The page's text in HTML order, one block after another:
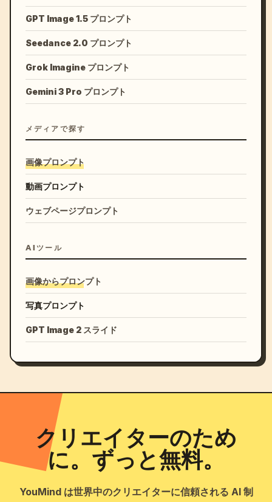
GPT Image 1.5 プロンプト
Seedance 2.0 プロンプト
Grok Imagine プロンプト
Gemini 3 Pro プロンプト
メディアで探す
画像プロンプト
動画プロンプト
ウェブページプロンプト
AIツール
画像からプロンプト
写真プロンプト
GPT Image 2 スライド
クリエイターのため
に。ずっと無料。
YouMind は世界中のクリエイターに信頼される AI 制